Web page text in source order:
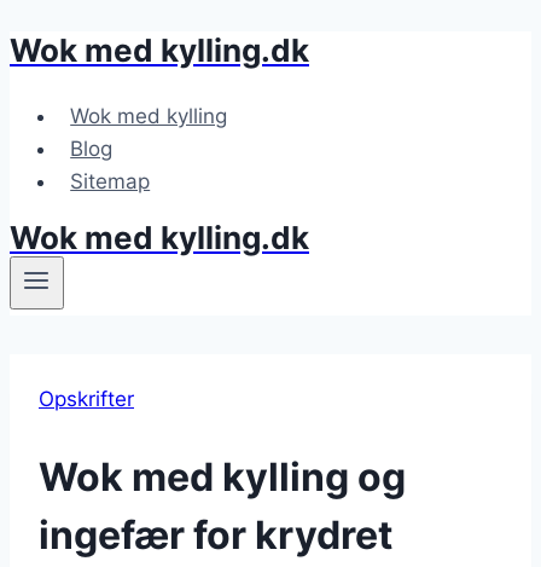
Fortsæt
indhold
Wok med kylling.dk
Wok med kylling
Blog
Sitemap
Wok med kylling.dk
Opskrifter
Wok med kylling og
ingefær for krydret